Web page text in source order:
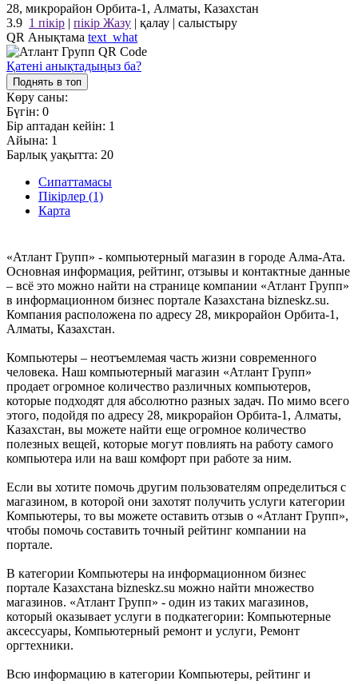
28, микрорайон Орбита-1, Алматы, Казахстан
3.9 1 пікір | пікір Жазу | қалау | салыстыру
QR Анықтама text_what
Қатені анықтадыңыз ба?
Поднять в топ
Көру саны:
Бүгін: 0
Бір аптадан кейін: 1
Айына: 1
Барлық уақытта: 20
Сипаттамасы
Пікірлер (1)
Карта
«Атлант Групп» - компьютерный магазин в городе Алма-Ата.
Основная информация, рейтинг, отзывы и контактные данные
– всё это можно найти на странице компании «Атлант Групп»
в информационном бизнес портале Казахстана bizneskz.su.
Компания расположена по адресу 28, микрорайон Орбита-1,
Алматы, Казахстан.
Компьютеры – неотъемлемая часть жизни современного
человека. Наш компьютерный магазин «Атлант Групп»
продает огромное количество различных компьютеров,
которые подходят для абсолютно разных задач. По мимо всего
этого, подойдя по адресу 28, микрорайон Орбита-1, Алматы,
Казахстан, вы можете найти еще огромное количество
полезных вещей, которые могут повлиять на работу самого
компьютера или на ваш комфорт при работе за ним.
Если вы хотите помочь другим пользователям определиться с
магазином, в которой они захотят получить услуги категории
Компьютеры, то вы можете оставить отзыв о «Атлант Групп»,
чтобы помочь составить точный рейтинг компании на
портале.
В категории Компьютеры на информационном бизнес
портале Казахстана bizneskz.su можно найти множество
магазинов. «Атлант Групп» - один из таких магазинов,
который оказывает услуги в подкатегории: Компьютерные
аксессуары, Компьютерный ремонт и услуги, Ремонт
оргтехники.
Всю информацию в категории Компьютеры, рейтинг и